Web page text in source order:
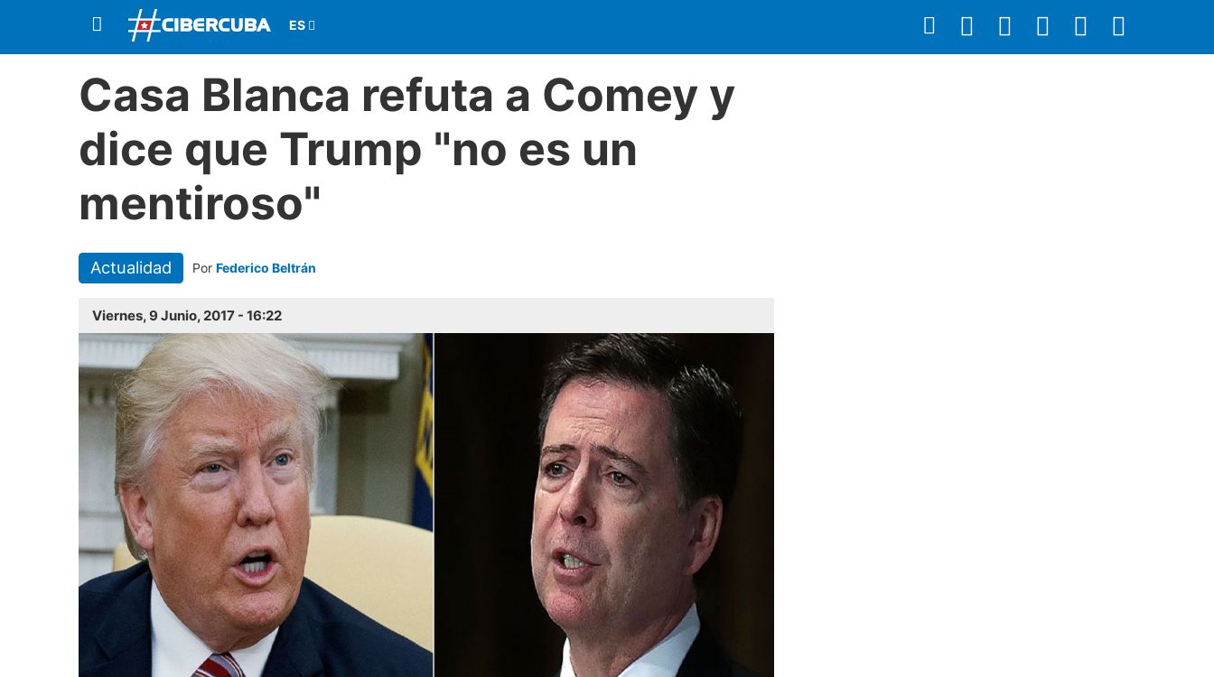
Casa Blanca refuta a Comey y
dice que Trump "no es un
mentiroso"
Actualidad Por Federico Beltrán
Viernes, 9 Junio, 2017 - 16:22